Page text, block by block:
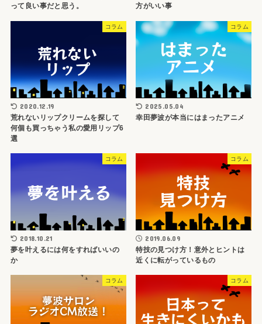
って良い事だと思う。
方がいい事
コラム
2020.12.19
荒れないリップクリームを探して
何個も買っちゃう私の愛用リップ6
選
コラム
2025.05.04
幸田夢波が本当にはまったアニメ
コラム
2018.10.21
夢を叶えるには何をすればいいの
か
コラム
2019.06.09
特技の見つけ方！意外とヒントは
近くに転がっているもの
コラム コラム